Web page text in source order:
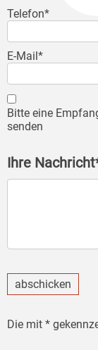
Telefon*
E-Mail*
Bitte eine
senden
Ihre
abschicken
Die mit *